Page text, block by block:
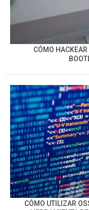
CÓMO
CÓMO UTILIZAR